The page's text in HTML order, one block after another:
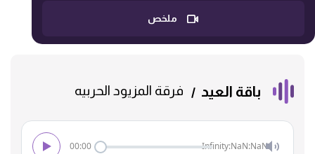
ملخص
باقة العيد فرقة المزيود الحربيه
00:00 Infinity:NaN:NaN